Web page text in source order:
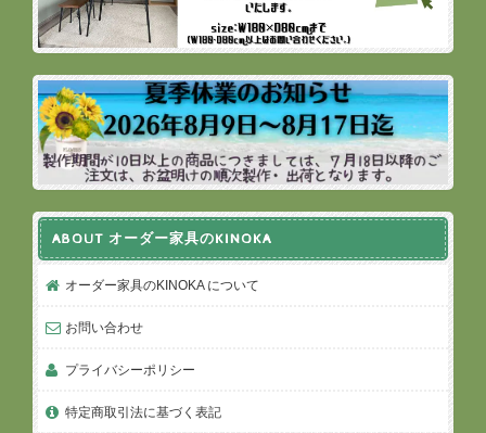
ABOUT オーダー家具のKINOKA
オーダー家具のKINOKA について
お問い合わせ
プライバシーポリシー
特定商取引法に基づく表記